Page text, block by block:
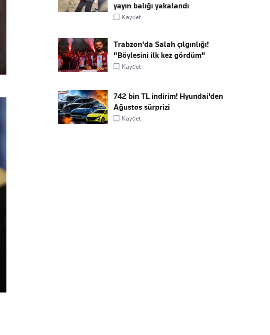
yayın balığı yakalandı
Kaydet
Trabzon'da Salah çılgınlığı!
"Böylesini ilk kez gördüm"
Kaydet
742 bin TL indirim! Hyundai'den
Ağustos sürprizi
Kaydet